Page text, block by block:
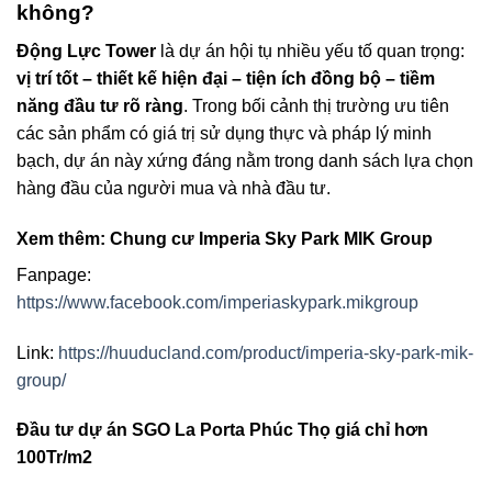
không?
Động Lực Tower là dự án hội tụ nhiều yếu tố quan trọng:
vị trí tốt – thiết kế hiện đại – tiện ích đồng bộ – tiềm
năng đầu tư rõ ràng. Trong bối cảnh thị trường ưu tiên
các sản phẩm có giá trị sử dụng thực và pháp lý minh
bạch, dự án này xứng đáng nằm trong danh sách lựa chọn
hàng đầu của người mua và nhà đầu tư.
Xem thêm: Chung cư Imperia Sky Park MIK Group
Fanpage:
https://www.facebook.com/imperiaskypark.mikgroup
Link: https://huuducland.com/product/imperia-sky-park-mik-
group/
Đầu tư dự án SGO La Porta Phúc Thọ giá chỉ hơn
100Tr/m2